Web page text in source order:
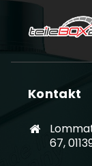
Kontakt
67,